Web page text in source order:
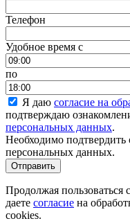
Телефон
Удобное время c
по
Я даю согласие на
подтверждаю
персональных данных.
Необходимо подтвердить
персональных данных.
Отправить
Продолжая пользоваться
даете согласие на
cookies.